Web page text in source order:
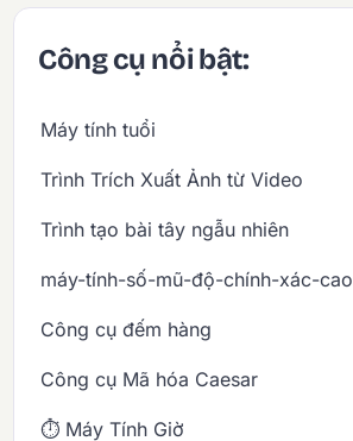
Công cụ nổi bật:
Máy tính tuổi
Trình Trích Xuất Ảnh từ Video
Trình tạo bài tây ngẫu nhiên
máy-tính-số-mũ-độ-chính-xác-cao
Công cụ đếm hàng
Công cụ Mã hóa Caesar
⏱️ Máy Tính Giờ